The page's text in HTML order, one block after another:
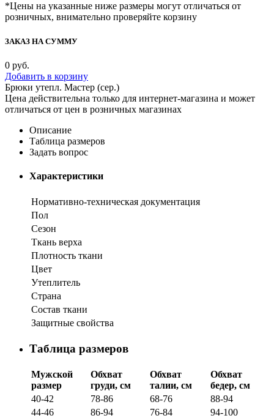
*Цены на указанные ниже размеры могут отличаться от
розничных, внимательно проверяйте корзину
ЗАКАЗ НА СУММУ
0 руб.
Добавить в корзину
Брюки утепл. Мастер (сер.)
Цена действительна только для интернет-магазина и может
отличаться от цен в розничных магазинах
Описание
Таблица размеров
Задать вопрос
Характеристики
Нормативно-техническая документация
Пол
Сезон
Ткань верха
Плотность ткани
Цвет
Утеплитель
Страна
Состав ткани
Защитные свойства
Таблица размеров
Мужской
размер
Обхват
груди, см
Обхват
талии, см
Обхват
бедер, см
40-42
78-86 68-76
88-94
44-46
86-94 76-84
94-100